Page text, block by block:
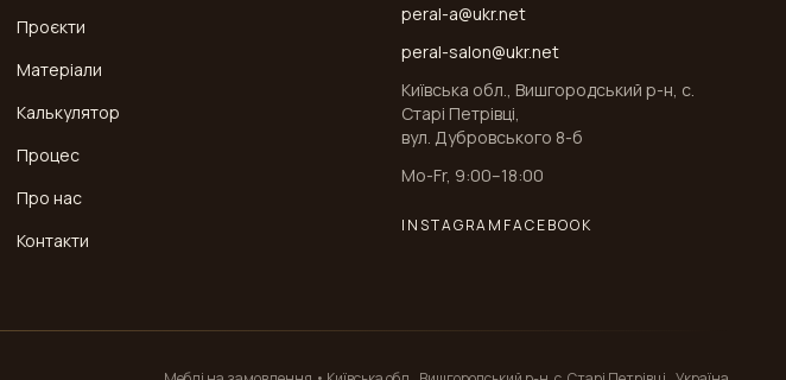
Проєкти
Матеріали
Калькулятор
Процес
Про нас
Контакти
peral-a@ukr.net
peral-salon@ukr.net
Київська обл., Вишгородський р-н, с.
Старі Петрівці,
вул. Дубровського 8-б
Mo-Fr, 9:00–18:00
INSTAGRAM FACEBOOK